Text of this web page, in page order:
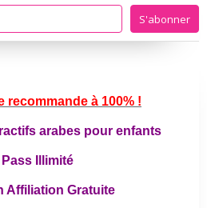
recommande à 100% !
arabes pour enfants
Pass Illimité
Affiliation Gratuite